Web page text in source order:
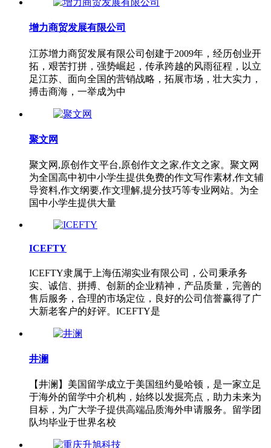
增力商贸发展有限公司
江苏增力商贸发展有限公司创建于2009年，经历创业开
拓，艰苦打拼，强势崛起，传承跨越的风雨征程，以立
足江苏、面向全国的营销战略，拓展市场，壮大实力，
搏击商海，一举成为中
聚文网
聚文网,原创作文平台,原创作文之家,作文之家。聚文网
为全国高中初中小学生提供免费的作文写作素材,作文辅
导资料,作文纲要,作文理解,提分技巧等专业网站。为全
国中小学生提供大量
ICEFTY
ICEFTY隶属于上海伍湖实业有限公司，公司秉承务
实、诚信、拼搏、创新的企业精神，产品质量，完善的
售后服务，合理的市场定位，良好的公司信誉赢得了广
大新老客户的好评。ICEFTY是
井澜
【井澜】美国留学成立于美国纽约曼哈顿，是一家立足
于海外的留学中介机构，始终以发掘亮点，助力未来为
目标，为广大学子提供高端品质海外申请服务。留学团
队均毕业于世界名校